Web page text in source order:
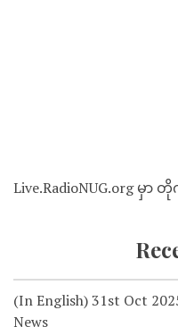
Live.RadioNUG.org မှာ
(In English) 31st Oct
News